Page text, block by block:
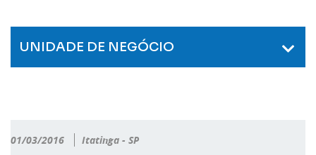
UNIDADE DE NEGÓCIO
01/03/2016 Itatinga - SP